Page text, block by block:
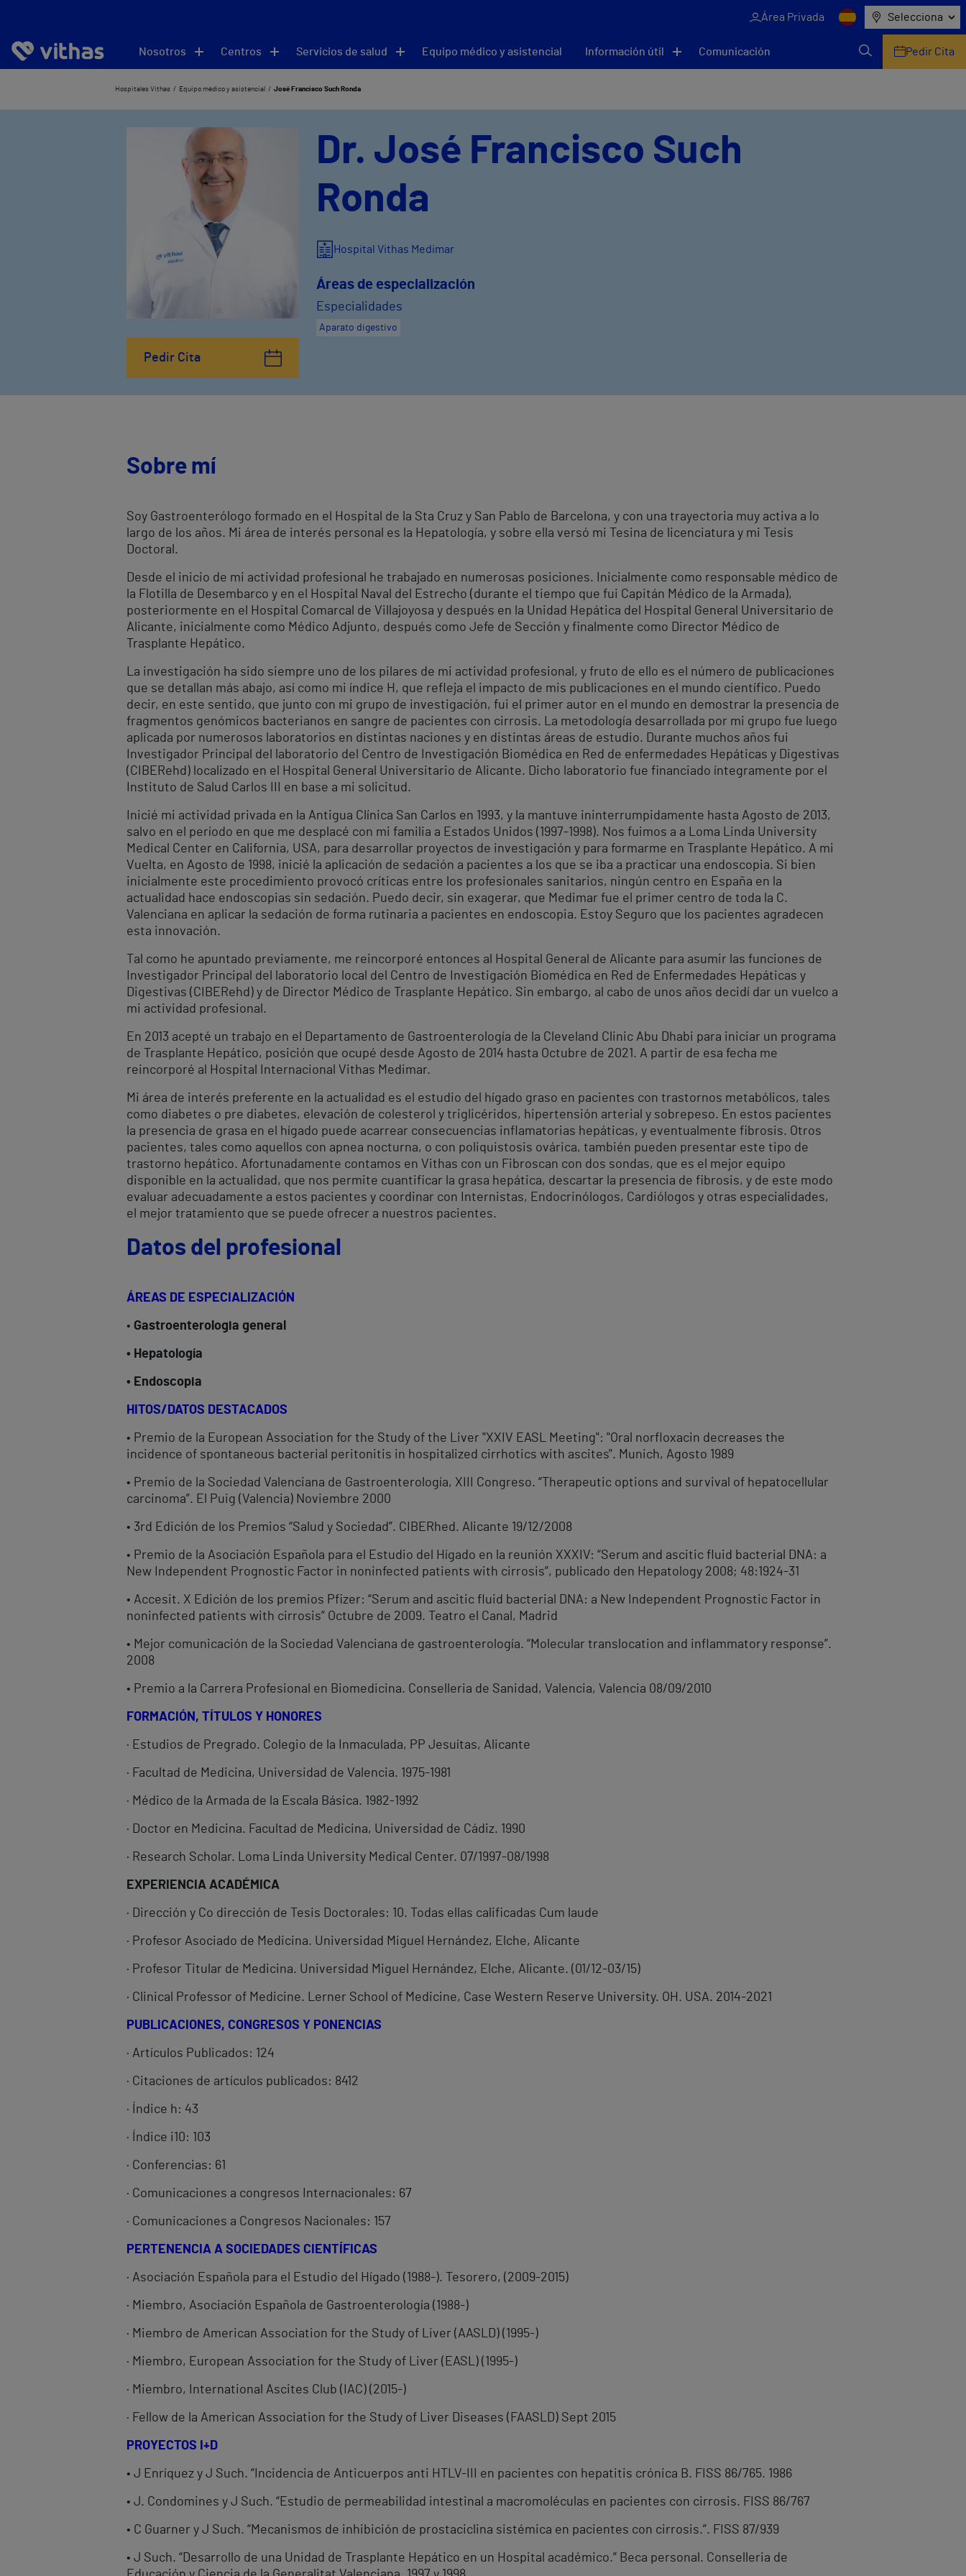
Área Privada Selecciona
Nosotros Centros Servicios de salud Equipo médico y asistencial Información útil Comunicación Pedir Cita
Hospitales Vithas Equipo médico y asistencial José Francisco Such Ronda
Pedir Cita
Dr. José Francisco Such
Ronda
Hospital Vithas Medimar
Áreas de especialización
Especialidades
Aparato digestivo
Sobre mí
Soy Gastroenterólogo formado en el Hospital de la Sta Cruz y San Pablo de Barcelona, y con una trayectoria muy activa a lo
largo de los años. Mi área de interés personal es la Hepatología, y sobre ella versó mi Tesina de licenciatura y mi Tesis
Doctoral.
Desde el inicio de mi actividad profesional he trabajado en numerosas posiciones. Inicialmente como responsable médico de
la Flotilla de Desembarco y en el Hospital Naval del Estrecho (durante el tiempo que fui Capitán Médico de la Armada),
posteriormente en el Hospital Comarcal de Villajoyosa y después en la Unidad Hepática del Hospital General Universitario de
Alicante, inicialmente como Médico Adjunto, después como Jefe de Sección y finalmente como Director Médico de
Trasplante Hepático.
La investigación ha sido siempre uno de los pilares de mi actividad profesional, y fruto de ello es el número de publicaciones
que se detallan más abajo, así como mi índice H, que refleja el impacto de mis publicaciones en el mundo científico. Puedo
decir, en este sentido, que junto con mi grupo de investigación, fui el primer autor en el mundo en demostrar la presencia de
fragmentos genómicos bacterianos en sangre de pacientes con cirrosis. La metodología desarrollada por mi grupo fue luego
aplicada por numerosos laboratorios en distintas naciones y en distintas áreas de estudio. Durante muchos años fui
Investigador Principal del laboratorio del Centro de Investigación Biomédica en Red de enfermedades Hepáticas y Digestivas
(CIBERehd) localizado en el Hospital General Universitario de Alicante. Dicho laboratorio fue financiado íntegramente por el
Instituto de Salud Carlos III en base a mi solicitud.
Inicié mi actividad privada en la Antigua Clínica San Carlos en 1993, y la mantuve ininterrumpidamente hasta Agosto de 2013,
salvo en el período en que me desplacé con mi familia a Estados Unidos (1997-1998). Nos fuimos a a Loma Linda University
Medical Center en California, USA, para desarrollar proyectos de investigación y para formarme en Trasplante Hepático. A mi
Vuelta, en Agosto de 1998, inicié la aplicación de sedación a pacientes a los que se iba a practicar una endoscopia. Si bien
inicialmente este procedimiento provocó críticas entre los profesionales sanitarios, ningún centro en España en la
actualidad hace endoscopias sin sedación. Puedo decir, sin exagerar, que Medimar fue el primer centro de toda la C.
Valenciana en aplicar la sedación de forma rutinaria a pacientes en endoscopia. Estoy Seguro que los pacientes agradecen
esta innovación.
Tal como he apuntado previamente, me reincorporé entonces al Hospital General de Alicante para asumir las funciones de
Investigador Principal del laboratorio local del Centro de Investigación Biomédica en Red de Enfermedades Hepáticas y
Digestivas (CIBERehd) y de Director Médico de Trasplante Hepático. Sin embargo, al cabo de unos años decidí dar un vuelco a
mi actividad profesional.
En 2013 acepté un trabajo en el Departamento de Gastroenterología de la Cleveland Clinic Abu Dhabi para iniciar un programa
de Trasplante Hepático, posición que ocupé desde Agosto de 2014 hasta Octubre de 2021. A partir de esa fecha me
reincorporé al Hospital Internacional Vithas Medimar.
Mi área de interés preferente en la actualidad es el estudio del hígado graso en pacientes con trastornos metabólicos, tales
como diabetes o pre diabetes, elevación de colesterol y triglicéridos, hipertensión arterial y sobrepeso. En estos pacientes
la presencia de grasa en el hígado puede acarrear consecuencias inflamatorias hepáticas, y eventualmente fibrosis. Otros
pacientes, tales como aquellos con apnea nocturna, o con poliquistosis ovárica, también pueden presentar este tipo de
trastorno hepático. Afortunadamente contamos en Vithas con un Fibroscan con dos sondas, que es el mejor equipo
disponible en la actualidad, que nos permite cuantificar la grasa hepática, descartar la presencia de fibrosis, y de este modo
evaluar adecuadamente a estos pacientes y coordinar con Internistas, Endocrinólogos, Cardiólogos y otras especialidades,
el mejor tratamiento que se puede ofrecer a nuestros pacientes.
Datos del profesional
ÁREAS DE ESPECIALIZACIÓN
• Gastroenterologia general
• Hepatología
• Endoscopia
HITOS/DATOS DESTACADOS
• Premio de la European Association for the Study of the Liver "XXIV EASL Meeting": "Oral norfloxacin decreases the
incidence of spontaneous bacterial peritonitis in hospitalized cirrhotics with ascites". Munich, Agosto 1989
• Premio de la Sociedad Valenciana de Gastroenterología, XIII Congreso. “Therapeutic options and survival of hepatocellular
carcinoma”. El Puig (Valencia) Noviembre 2000
• 3rd Edición de los Premios “Salud y Sociedad”. CIBERhed. Alicante 19/12/2008
• Premio de la Asociación Española para el Estudio del Hígado en la reunión XXXIV: “Serum and ascitic fluid bacterial DNA: a
New Independent Prognostic Factor in noninfected patients with cirrosis”, publicado den Hepatology 2008; 48:1924-31
• Accesit. X Edición de los premios Pfizer: “Serum and ascitic fluid bacterial DNA: a New Independent Prognostic Factor in
noninfected patients with cirrosis” Octubre de 2009. Teatro el Canal, Madrid
• Mejor comunicación de la Sociedad Valenciana de gastroenterología. “Molecular translocation and inflammatory response”.
2008
• Premio a la Carrera Profesional en Biomedicina. Conselleria de Sanidad, Valencia, Valencia 08/09/2010
FORMACIÓN, TÍTULOS Y HONORES
· Estudios de Pregrado. Colegio de la Inmaculada, PP Jesuítas, Alicante
· Facultad de Medicina, Universidad de Valencia. 1975-1981
· Médico de la Armada de la Escala Básica. 1982-1992
· Doctor en Medicina. Facultad de Medicina, Universidad de Cádiz. 1990
· Research Scholar. Loma Linda University Medical Center. 07/1997-08/1998
EXPERIENCIA ACADÉMICA
· Dirección y Co dirección de Tesis Doctorales: 10. Todas ellas calificadas Cum laude
· Profesor Asociado de Medicina. Universidad Miguel Hernández, Elche, Alicante
· Profesor Titular de Medicina. Universidad Miguel Hernández, Elche, Alicante. (01/12-03/15)
· Clinical Professor of Medicine. Lerner School of Medicine, Case Western Reserve University. OH. USA. 2014-2021
PUBLICACIONES, CONGRESOS Y PONENCIAS
· Artículos Publicados: 124
· Citaciones de artículos publicados: 8412
· Índice h: 43
· Índice i10: 103
· Conferencias: 61
· Comunicaciones a congresos Internacionales: 67
· Comunicaciones a Congresos Nacionales: 157
PERTENENCIA A SOCIEDADES CIENTÍFICAS
· Asociación Española para el Estudio del Hígado (1988-). Tesorero, (2009-2015)
· Miembro, Asociación Española de Gastroenterología (1988-)
· Miembro de American Association for the Study of Liver (AASLD) (1995-)
· Miembro, European Association for the Study of Liver (EASL) (1995-)
· Miembro, International Ascites Club (IAC) (2015-)
· Fellow de la American Association for the Study of Liver Diseases (FAASLD) Sept 2015
PROYECTOS I+D
• J Enríquez y J Such. “Incidencia de Anticuerpos anti HTLV-III en pacientes con hepatitis crónica B. FISS 86/765. 1986
• J. Condomines y J Such. “Estudio de permeabilidad intestinal a macromoléculas en pacientes con cirrosis. FISS 86/767
• C Guarner y J Such. “Mecanismos de inhibición de prostaciclina sistémica en pacientes con cirrosis.”. FISS 87/939
• J Such. “Desarrollo de una Unidad de Trasplante Hepático en un Hospital académico.” Beca personal. Conselleria de